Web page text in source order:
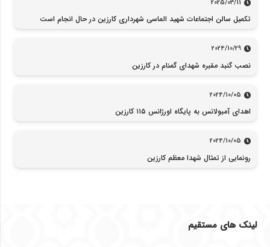
2025/03/11
تکمیل سالن اجتماعات شهید الماسی شهرداری کارزین در حال انجام است
2024/10/29
نصب گنبد مقبره شهدای گمنام در کارزین
2024/10/05
اهدای آمبولانس به پایگاه اورژانس ۱۱۵ کارزین
2024/10/05
رونمایی از تمثال شهدا معظم کارزین
لینک های مستقیم